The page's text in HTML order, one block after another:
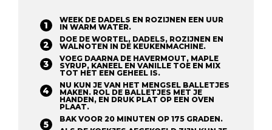
WEEK DE DADELS EN ROZIJNEN EEN UUR
IN WARM WATER.
DOE DE WORTEL, DADELS, ROZIJNEN EN
WALNOTEN IN DE KEUKENMACHINE.
VOEG DAARNA DE HAVERMOUT, MAPLE
SYRUP, KANEEL EN VANILLE TOE EN MIX
TOT HET EEN GEHEEL IS.
NU KUN JE VAN HET MENGSEL BALLETJES
MAKEN. ROL DE BALLETJES MET JE
HANDEN, EN DRUK PLAT OP EEN OVEN
PLAAT.
BAK VOOR 20 MINUTEN OP 175 GRADEN.